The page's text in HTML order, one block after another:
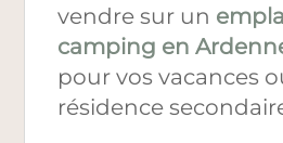
vendre sur un
camping en
pour vos vacances
résidence